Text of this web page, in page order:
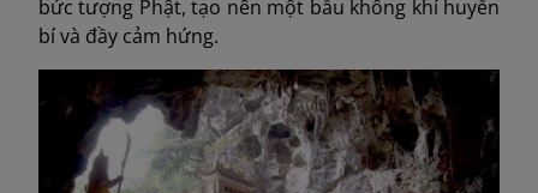
bức tượng Phật, tạo nên một bầu không khí huyền
bí và đầy cảm hứng.